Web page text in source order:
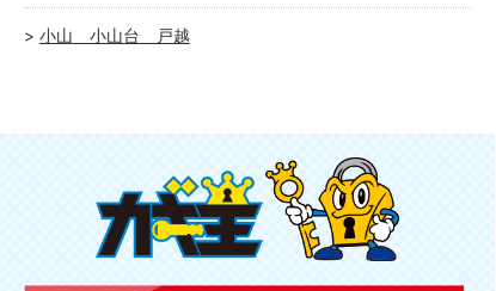
小山 小山台 戸越